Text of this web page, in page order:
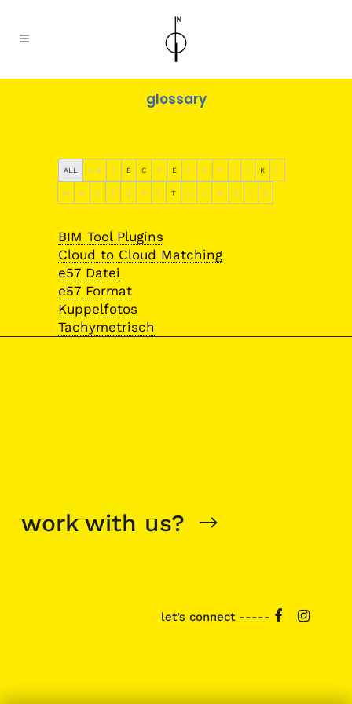
glossary
ALL 0-9 A B C D E F G H I J K L
M N O P Q R S T U V W X Y Z
BIM Tool Plugins
Cloud to Cloud Matching
e57 Datei
e57 Format
Kuppelfotos
Tachymetrisch
work with us?
let’s connect -----